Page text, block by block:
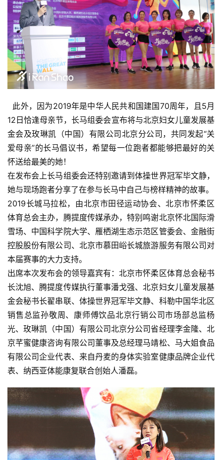
此外，因为2019年是中华人民共和国建国70周年，且5月
12日恰逢母亲节，长马组委会宣布将与北京妇女儿童发展基
金会及玫琳凯（中国）有限公司北京分公司，共同发起“关
爱母亲”的长马倡议书，希望每一位跑者都能够把最好的关
怀送给最美的她！
在发布会上长马组委会还特别邀请到体操世界冠军毕文静，
她与现场跑者分享了在参与长马中自己与榜样精神的故事。
2019长城马拉松，由北京市田径运动协会、北京市怀柔区
体育总会主办，腾提度传媒承办，特别鸣谢北京怀北国际滑
雪场、中国科学院大学、雁栖湖生态示范区管委会、金融街
控股股份有限公司、北京市慕田峪长城旅游服务有限公司对
本届赛事的大力支持。
出席本次发布会的领导嘉宾有：北京市怀柔区体育总会秘书
长沈旭、腾提度传媒执行董事潘戈强、北京妇女儿童发展基
金会秘书长翟串联、体操世界冠军毕文静、科勒中国华北区
销售总监孙敬周、康师傅饮品北京行销公司市场部总监杨
光、玫琳凯（中国）有限公司北京分公司省经理李金隆、北
京芊蜜健康咨询有限公司董事及总经理马靖松、马大姐食品
有限公司企业代表、来自丹麦的身体实验室健康品牌企业代
表、纳西亚体能康复联合创始人潘磊。